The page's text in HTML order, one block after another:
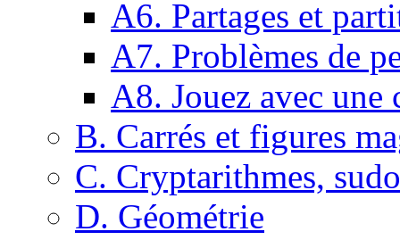
A6. Partages et
A7. Problèmes de
A8. Jouez avec une
B. Carrés et figures
C. Cryptarithmes,
D. Géométrie